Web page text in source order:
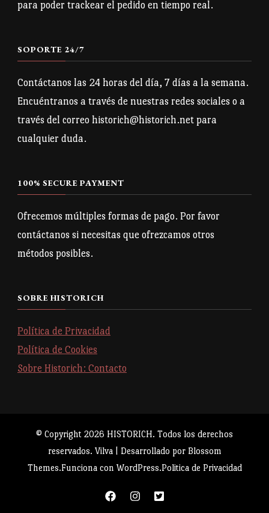
producto
producto
para poder trackear el pedido en tiempo real.
SOPORTE 24/7
Contáctanos las 24 horas del día, 7 días a la semana.
Encuéntranos a través de nuestras redes sociales o a
través del correo historich@historich.net para
cualquier duda.
100% SECURE PAYMENT
Ofrecemos múltiples formas de pago. Por favor
contáctanos si necesitas que ofrezcamos otros
métodos posibles.
SOBRE HISTORICH
Política de Privacidad
Política de Cookies
Sobre Historich: Contacto
© Copyright 2026 HISTORICH. Todos los derechos
reservados. Vilva | Desarrollado por Blossom
Themes.Funciona con WordPress.Politica de Privacidad